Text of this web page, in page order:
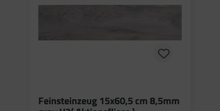
Feinsteinzeug 15x60,5 cm 8,5mm